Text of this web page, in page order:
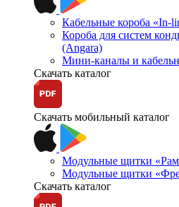
Кабельные короба «In-
Короба для систем
(Angara)
Мини-каналы и
Скачать каталог
Скачать мобильный каталог
Модульные щитки
Модульные щитки
Скачать каталог